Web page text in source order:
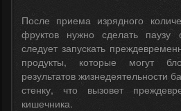
После приема изрядного
фруктов нужно сделать
следует запускать
продукты, которые могут
результатов жизнедеятельности
стенку, что вызовет
кишечника.